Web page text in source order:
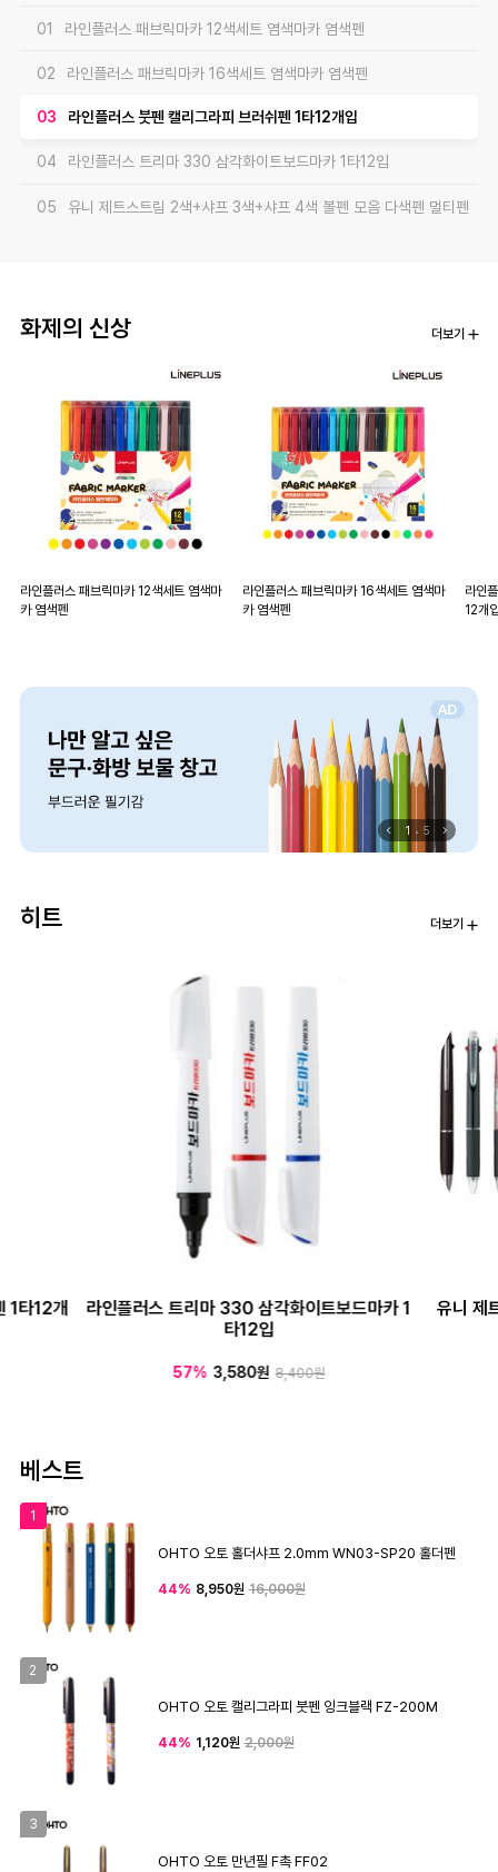
01 라인플러스 패브릭마카 12색세트 염색마카 염색펜
02 라인플러스 패브릭마카 16색세트 염색마카 염색펜
03 라인플러스 붓펜 캘리그라피 브러쉬펜 1타12개입
04 라인플러스 트리마 330 삼각화이트보드마카 1타12입
05 유니 제트스트림 2색+샤프 3색+샤프 4색 볼펜 모음 다색펜 멀티펜
화제의 신상 더보기
라인플러스 패브릭마카 12색세트 염색마
카 염색펜
라인플러스 패브릭마카 16색세트 염색마
카 염색펜
라인
12개
1 5
히트 더보기
1타12개
라인플러스 트리마 330 삼각화이트보드마카 1
타12입
57% 3,580원 8,400원
유니 제
베스트
1
OHTO 오토 홀더샤프 2.0mm WN03-SP20 홀더펜
44% 8,950원 16,000원
2
OHTO 오토 캘리그라피 붓펜 잉크블랙 FZ-200M
44% 1,120원 2,000원
3
OHTO 오토 만년필 F촉 FF02